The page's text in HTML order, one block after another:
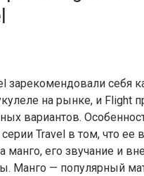
зарекомендовали себя
на рынке, и Flight
вариантов.
Travel в том, что
манго, его звучание и
Манго — популярный